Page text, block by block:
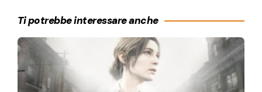
Ti potrebbe interessare anche